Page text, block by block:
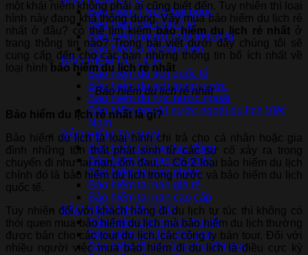
Bảo hiểm TNDS bắt buộc
Bảo hiểm vật chất ô tô
Bảo hiểm người ngồi trên ô tô
Bảo hiểm ô tô toàn diện
BẢO HIỂM DU LỊCH
Bảo hiểm du lịch quốc tế
Bảo hiểm du lịch trong nước
Bảo hiểm du học nước ngoài
Bảo hiểm người nước ngoài du lịch Việt
Nam
BẢO HIỂM TAI NẠN
Bảo hiểm tai nạn lao động
Bảo hiểm tai nạn cá nhân
Bảo hiểm tai nạn nhóm
Bảo hiểm tai nạn giá rẻ
Bảo hiểm tai nạn cao cấp
BẢO HIỂM NHÂN THỌ
Bảo hiểm cho người trụ cột
Bảo hiểm tích lũy cho con
Bảo hiểm tối ưu Ung thư đột quỵ
một khái niệm không phải ai cũng biết đến. Tuy nhiên thì loại
hình này đang khá thông dụng. Vậy mua bảo hiểm du lịch rẻ
nhất ở đâu? có thể tìm kiếmbảo hiểm du lịch rẻ nhất ở
trang thông tin nào? Trong bài viết dưới đây chúng tôi sẽ
cung cấp đến cho các bạn những thông tin bổ ích nhất về
loại hình
bảo hiểm du lịch rẻ nhất
Bảo hiểm du lịch rẻ nhất
Bảo hiểm du lịch rẻ nhất là gì?
Bảo hiểm du lịch là loại hình chi trả cho cá nhân hoặc gia
đình những tổn thất phát sinh từ các sự cố xảy ra trong
chuyến đi như tai nạn, ốm đau,… Có 2 loại bảo hiểm du lịch
chính đó là bảo hiểm du lịch trong nước và bảo hiểm du lịch
quốc tế.
Tuy nhiên đối với khách hàng đi du lịch tự túc thì không có
thói quen mua bảo hiểm du lịch mà bảo hiểm du lịch thường
được bán cho các tour du lịch, các công ty bán tour. Đối với
nhiều người việc mua bảo hiểm đi du lịch là điều cực kỳ